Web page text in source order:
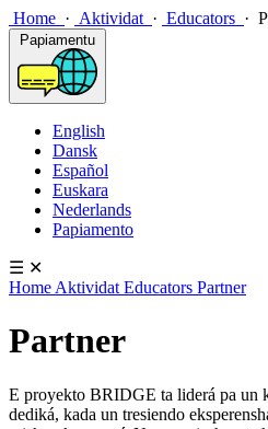
Home · Aktividat · Educators ·
English
Dansk
Español
Euskara
Nederlands
Papiamento
☰ ✕
Home Aktividat Educators Partner
Partner
E proyekto BRIDGE ta liderá pa un
dediká, kada un tresiendo